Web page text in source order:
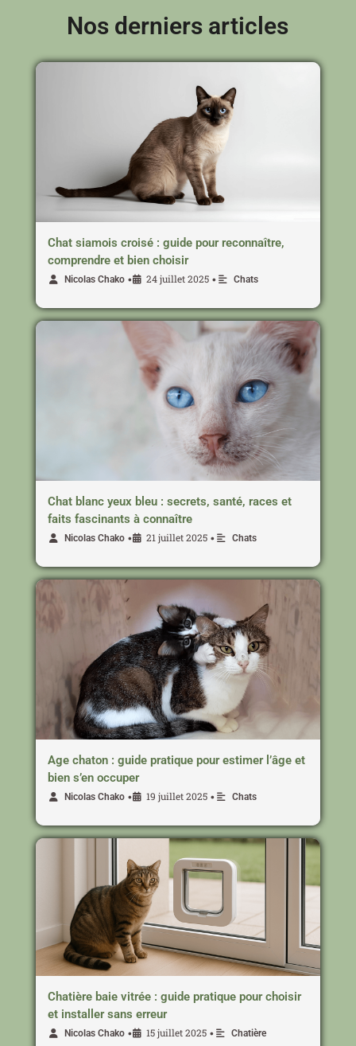
Nos derniers articles
Chat siamois croisé : guide pour reconnaître,
comprendre et bien choisir
Nicolas Chako • 24 juillet 2025 • Chats
Chat blanc yeux bleu : secrets, santé, races et
faits fascinants à connaître
Nicolas Chako • 21 juillet 2025 • Chats
Age chaton : guide pratique pour estimer l’âge et
bien s’en occuper
Nicolas Chako • 19 juillet 2025 • Chats
Chatière baie vitrée : guide pratique pour choisir
et installer sans erreur
Nicolas Chako • 15 juillet 2025 • Chatière